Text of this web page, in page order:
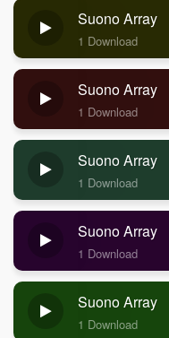
Suono Array
1 Download
Suono Array
1 Download
Suono Array
1 Download
Suono Array
1 Download
Suono Array
1 Download